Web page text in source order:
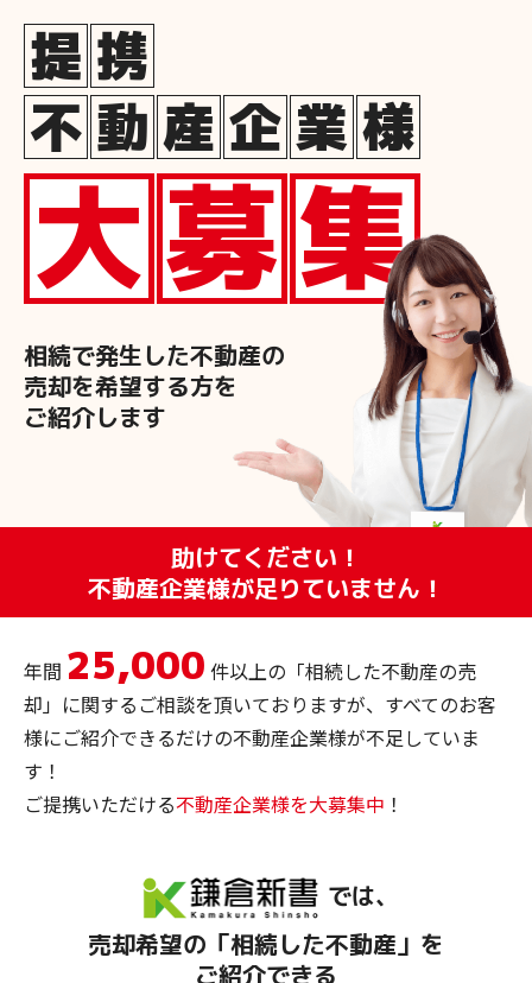
提 携
不 動 産 企業様
大募集
相続で発生した不動産の
売却を希望する方を
ご紹介します
助けてください！
不動産企業様が足りていません！
年間 25,000 件以上の「相続した不動産の売
却」に関するご相談を頂いておりますが、すべてのお客
様にご紹介できるだけの不動産企業様が不足していま
す！
ご提携いただける不動産企業様を大募集中 ！
では、
売却希望の「相続した不動産」 を
ご紹介できる